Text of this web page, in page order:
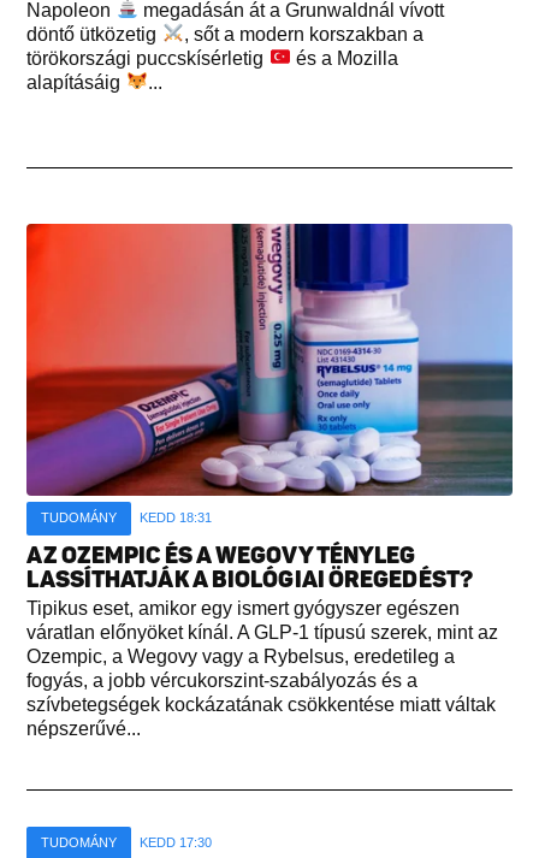
Napoleon
megadásán át a Grunwaldnál vívott
döntő ütközetig
, sőt a modern korszakban a
törökországi puccskísérletig
és a Mozilla
alapításáig
...
TUDOMÁNY KEDD 18:31
AZ OZEMPIC ÉS A WEGOVY TÉNYLEG
LASSÍTHATJÁK A BIOLÓGIAI ÖREGEDÉST?
Tipikus eset, amikor egy ismert gyógyszer egészen
váratlan előnyöket kínál. A GLP-1 típusú szerek, mint az
Ozempic, a Wegovy vagy a Rybelsus, eredetileg a
fogyás, a jobb vércukorszint-szabályozás és a
szívbetegségek kockázatának csökkentése miatt váltak
népszerűvé...
TUDOMÁNY KEDD 17:30